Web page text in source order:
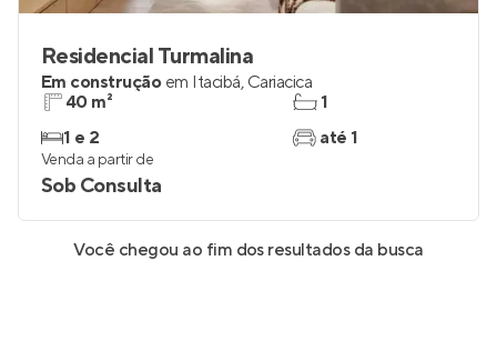
Residencial Turmalina
Em construção em Itacibá, Cariacica
40 m²
1 e 2
1
até 1
Venda a partir de
Sob Consulta
Você chegou ao fim dos resultados da busca